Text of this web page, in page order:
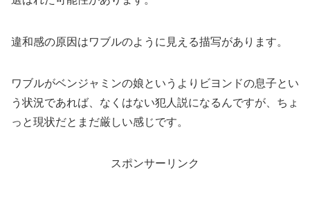
違和感の原因はワブルのように見える描写があります。
ワブルがベンジャミンの娘というよりビヨンドの息子とい
う状況であれば、なくはない犯人説になるんですが、ちょ
っと現状だとまだ厳しい感じです。
スポンサーリンク